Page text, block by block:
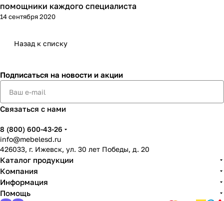
помощники каждого специалиста
14 сентября 2020
Назад к списку
Подписаться на новости и акции
Связаться с нами
8 (800) 600-43-26
info@mebelesd.ru
426033, г. Ижевск, ул. 30 лет Победы, д. 20
Каталог продукции
Компания
Информация
Помощь